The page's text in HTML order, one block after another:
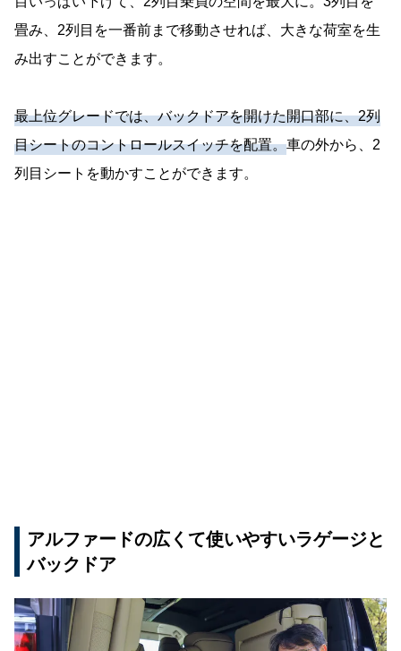
畳み、2列目を一番前まで移動させれば、大きな荷室を生
み出すことができます。
最上位グレードでは、バックドアを開けた開口部に、2列
目シートのコントロールスイッチを配置。車の外から、2
列目シートを動かすことができます。
アルファードの広くて使いやすいラゲージと
バックドア